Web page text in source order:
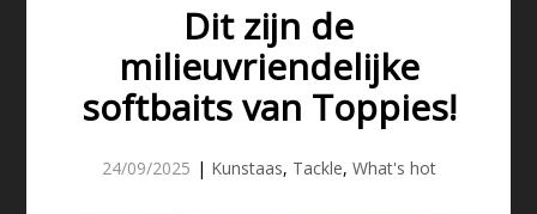
Dit zijn de
milieuvriendelijke
softbaits van Toppies!
24/09/2025 | Kunstaas, Tackle, What's hot